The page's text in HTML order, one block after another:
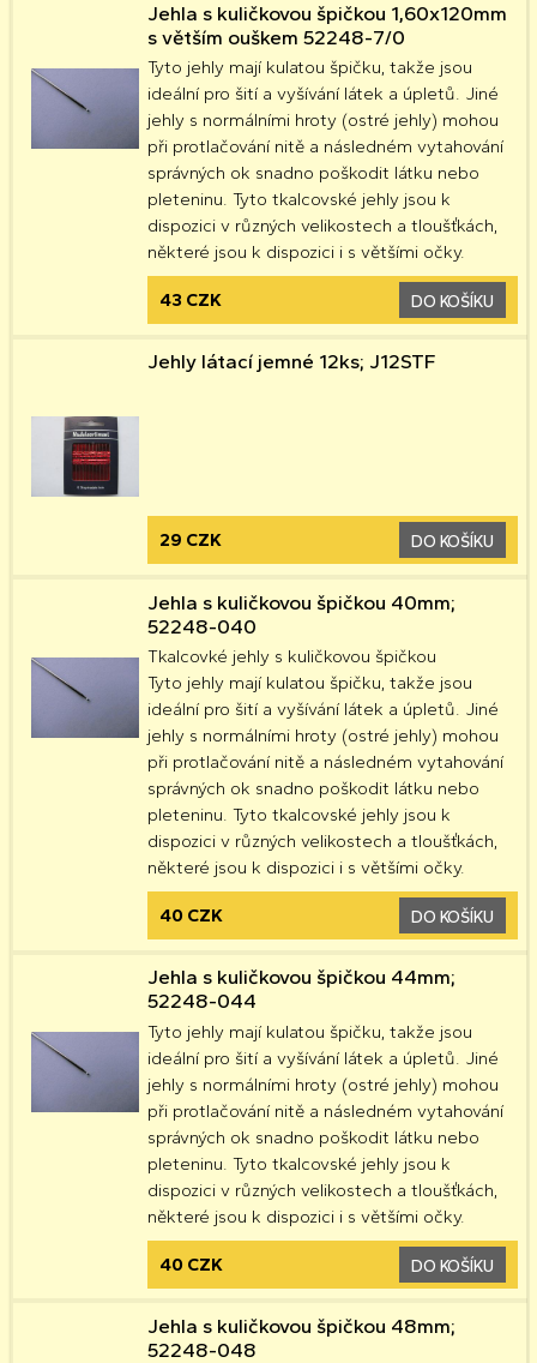
Jehla s kuličkovou špičkou 1,60x120mm
s větším ouškem 52248-7/0
Tyto jehly mají kulatou špičku, takže jsou
ideální pro šití a vyšívání látek a úpletů. Jiné
jehly s normálními hroty (ostré jehly) mohou
při protlačování nitě a následném vytahování
správných ok snadno poškodit látku nebo
pleteninu. Tyto tkalcovské jehly jsou k
dispozici v různých velikostech a tloušťkách,
některé jsou k dispozici i s většími očky.
43 CZK DO KOŠÍKU
Jehly látací jemné 12ks; J12STF
29 CZK DO KOŠÍKU
Jehla s kuličkovou špičkou 40mm;
52248-040
Tkalcovké jehly s kuličkovou špičkou
Tyto jehly mají kulatou špičku, takže jsou
ideální pro šití a vyšívání látek a úpletů. Jiné
jehly s normálními hroty (ostré jehly) mohou
při protlačování nitě a následném vytahování
správných ok snadno poškodit látku nebo
pleteninu. Tyto tkalcovské jehly jsou k
dispozici v různých velikostech a tloušťkách,
některé jsou k dispozici i s většími očky.
40 CZK DO KOŠÍKU
Jehla s kuličkovou špičkou 44mm;
52248-044
Tyto jehly mají kulatou špičku, takže jsou
ideální pro šití a vyšívání látek a úpletů. Jiné
jehly s normálními hroty (ostré jehly) mohou
při protlačování nitě a následném vytahování
správných ok snadno poškodit látku nebo
pleteninu. Tyto tkalcovské jehly jsou k
dispozici v různých velikostech a tloušťkách,
některé jsou k dispozici i s většími očky.
40 CZK DO KOŠÍKU
Jehla s kuličkovou špičkou 48mm;
52248-048